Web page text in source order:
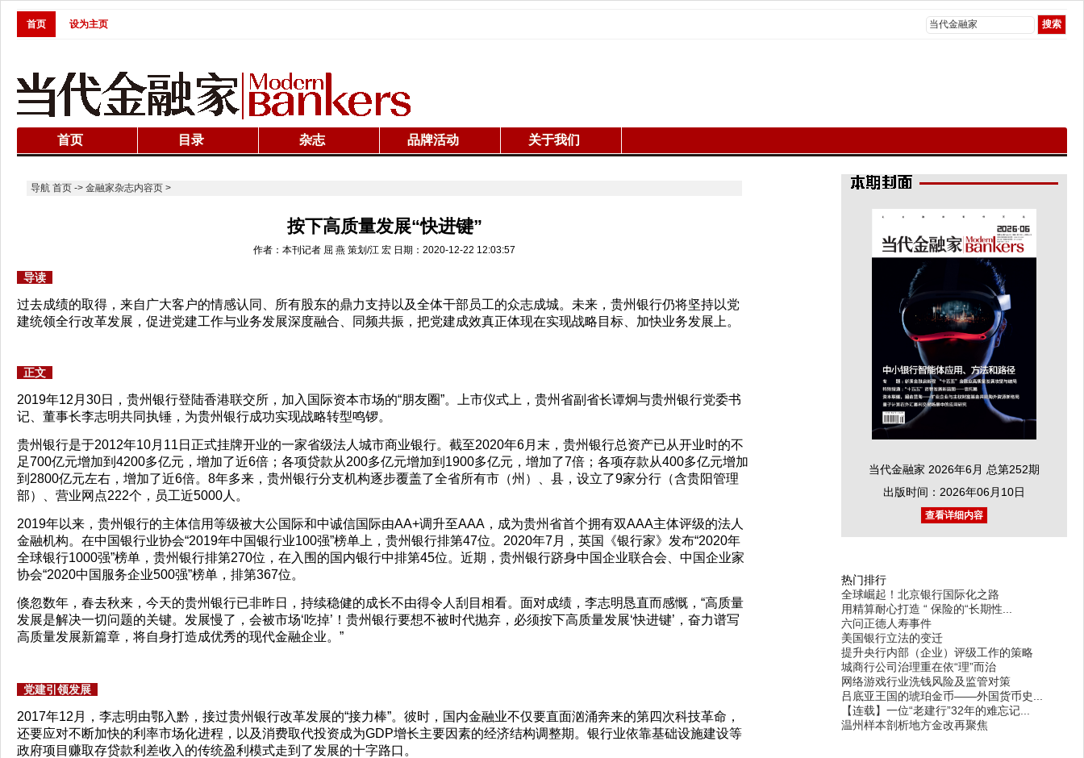
首页 设为主页
首页 目录 杂志 品牌活动 关于我们
导航 首页-> 金融家杂志内容页>
按下高质量发展“快进键”
作者：本刊记者 屈 燕 策划/江 宏 日期：2020-12-22 12:03:57
导读
过去成绩的取得，来自广大客户的情感认同、所有股东的鼎力支持以及全体干部员工的众志成城。未来，贵州银行仍将坚持以党
建统领全行改革发展，促进党建工作与业务发展深度融合、同频共振，把党建成效真正体现在实现战略目标、加快业务发展上。
正文
2019年12月30日，贵州银行登陆香港联交所，加入国际资本市场的“朋友圈”。上市仪式上，贵州省副省长谭炯与贵州银行党委书
记、董事长李志明共同执锤，为贵州银行成功实现战略转型鸣锣。
贵州银行是于2012年10月11日正式挂牌开业的一家省级法人城市商业银行。截至2020年6月末，贵州银行总资产已从开业时的不
足700亿元增加到4200多亿元，增加了近6倍；各项贷款从200多亿元增加到1900多亿元，增加了7倍；各项存款从400多亿元增加
到2800亿元左右，增加了近6倍。8年多来，贵州银行分支机构逐步覆盖了全省所有市（州）、县，设立了9家分行（含贵阳管理
部）、营业网点222个，员工近5000人。
2019年以来，贵州银行的主体信用等级被大公国际和中诚信国际由AA+调升至AAA，成为贵州省首个拥有双AAA主体评级的法人
金融机构。在中国银行业协会“2019年中国银行业100强”榜单上，贵州银行排第47位。2020年7月，英国《银行家》发布“2020年
全球银行1000强”榜单，贵州银行排第270位，在入围的国内银行中排第45位。近期，贵州银行跻身中国企业联合会、中国企业家
协会“2020中国服务企业500强”榜单，排第367位。
倏忽数年，春去秋来，今天的贵州银行已非昨日，持续稳健的成长不由得令人刮目相看。面对成绩，李志明恳直而感慨，“高质量
发展是解决一切问题的关键。发展慢了，会被市场‘吃掉’！贵州银行要想不被时代抛弃，必须按下高质量发展‘快进键’，奋力谱写
高质量发展新篇章，将自身打造成优秀的现代金融企业。”
党建引领发展
2017年12月，李志明由鄂入黔，接过贵州银行改革发展的“接力棒”。彼时，国内金融业不仅要直面汹涌奔来的第四次科技革命，
还要应对不断加快的利率市场化进程，以及消费取代投资成为GDP增长主要因素的经济结构调整期。银行业依靠基础设施建设等
政府项目赚取存贷款利差收入的传统盈利模式走到了发展的十字路口。
当代金融家 2026年6月 总第252期
出版时间：2026年06月10日
查看详细内容
热门排行
全球崛起！北京银行国际化之路
用精算耐心打造 “ 保险的“长期性...
六问正德人寿事件
美国银行立法的变迁
提升央行内部（企业）评级工作的策略
城商行公司治理重在依“理”而治
网络游戏行业洗钱风险及监管对策
吕底亚王国的琥珀金币——外国货币史...
【连载】一位“老建行”32年的难忘记...
温州样本剖析地方金改再聚焦